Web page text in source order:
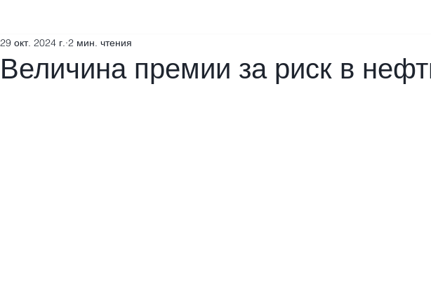
Величина премии за риск в
29 окт. 2024 г. 2 мин. чтения